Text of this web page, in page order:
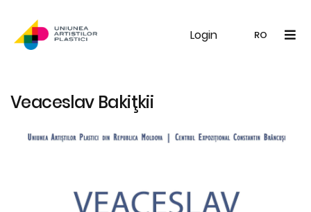
Login RO
UAP Galerie Noutăți
Veaceslav Bakiţkii